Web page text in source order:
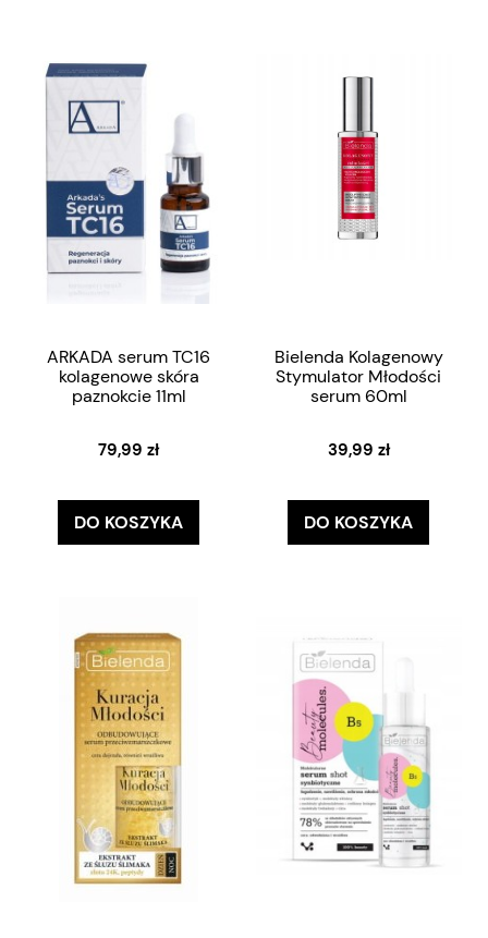
ARKADA serum TC16
kolagenowe skóra
paznokcie 11ml
79,99 zł
DO KOSZYKA
Bielenda Kolagenowy
Stymulator Młodości
serum 60ml
39,99 zł
DO KOSZYKA